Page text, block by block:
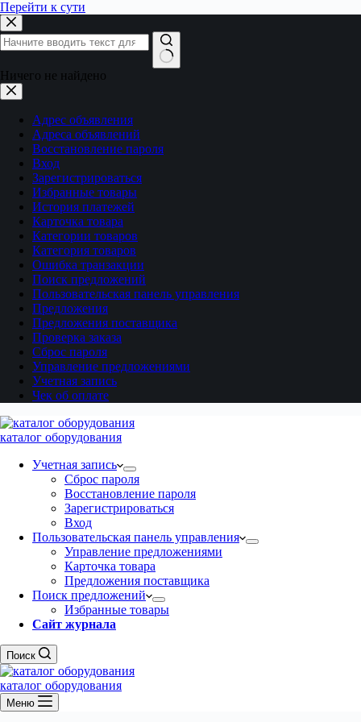
Перейти к сути
Ничего не найдено
Адрес объявления
Адреса объявлений
Восстановление пароля
Вход
Зарегистрироваться
Избранные товары
История платежей
Карточка товара
Категории товаров
Категория товаров
Ошибка транзакции
Поиск предложений
Пользовательская панель управления
Предложения
Предложения поставщика
Проверка заказа
Сброс пароля
Управление предложениями
Учетная запись
Чек об оплате
каталог оборудования
Учетная запись
Сброс пароля
Восстановление пароля
Зарегистрироваться
Вход
Пользовательская панель управления
Управление предложениями
Карточка товара
Предложения поставщика
Поиск предложений
Избранные товары
Сайт журнала
Поиск
каталог оборудования
Меню